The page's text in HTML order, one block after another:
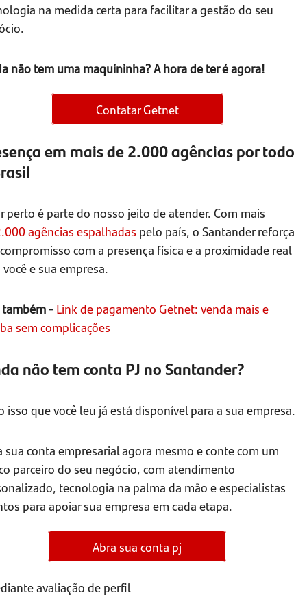
na medida certa para facilitar a gestão do seu
não tem uma maquininha? A hora de ter é agora!
Contatar Getnet
em mais de 2.000 agências por todo
perto é parte do nosso jeito de atender. Com mais
agências espalhadas pelo país, o Santander reforça
com a presença física e a proximidade real
e sua empresa.
também - Link de pagamento Getnet: venda mais e
sem complicações
não tem conta PJ no Santander?
isso que você leu já está disponível para a sua empresa.
sua conta empresarial agora mesmo e conte com um
parceiro do seu negócio, com atendimento
tecnologia na palma da mão e especialistas
para apoiar sua empresa em cada etapa.
Abra sua conta pj
avaliação de perfil